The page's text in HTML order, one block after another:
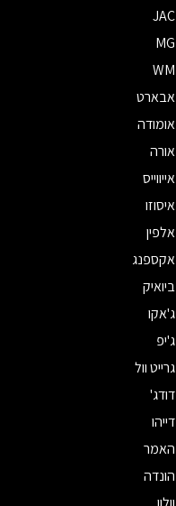
JAC
MG
WM
אבארט
אומודה
אורה
אייווייס
איסוזו
אלפין
אקספנג
ביואיק
ג'אקו
ג'יפ
גרייט וול
דודג'
דייהו
האמר
הונדה